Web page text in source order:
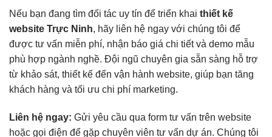
Nếu bạn đang tìm đối tác uy tín để triển khai thiết kế
website Trực Ninh, hãy liên hệ ngay với chúng tôi để
được tư vấn miễn phí, nhận báo giá chi tiết và demo mẫu
phù hợp ngành nghề. Đội ngũ chuyên gia sẵn sàng hỗ trợ
từ khảo sát, thiết kế đến vận hành website, giúp bạn tăng
khách hàng và tối ưu chi phí marketing.
Liên hệ ngay: Gửi yêu cầu qua form tư vấn trên website
hoặc gọi điện để gặp chuyên viên tư vấn dự án. Chúng tôi